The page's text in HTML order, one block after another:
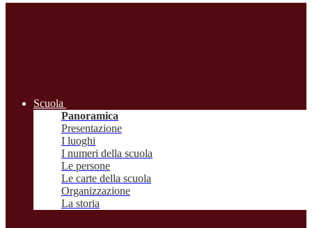
Scuola
Panoramica
Presentazione
I luoghi
I numeri della scuola
Le persone
Le carte della scuola
Organizzazione
La storia